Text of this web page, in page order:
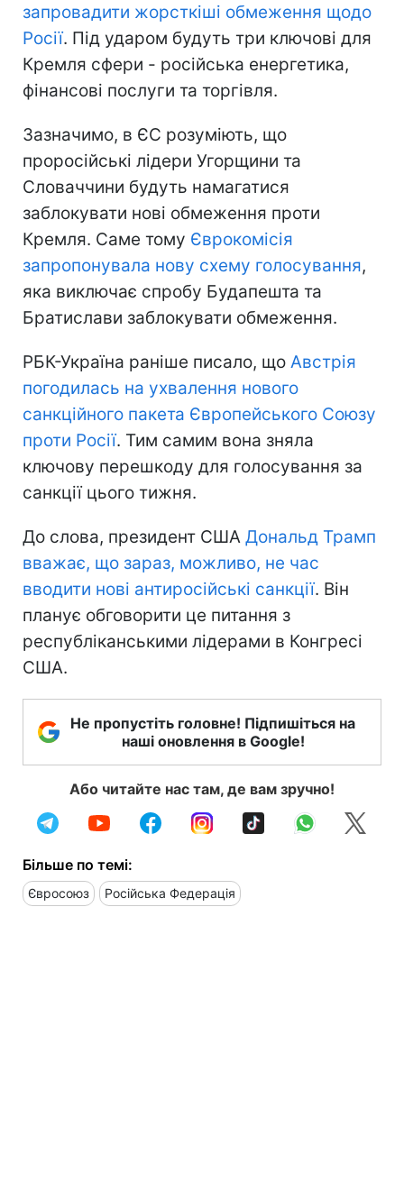
запровадити жорсткіші обмеження щодо
Росії. Під ударом будуть три ключові для
Кремля сфери - російська енергетика,
фінансові послуги та торгівля.
Зазначимо, в ЄС розуміють, що
проросійські лідери Угорщини та
Словаччини будуть намагатися
заблокувати нові обмеження проти
Кремля. Саме тому Єврокомісія
запропонувала нову схему голосування,
яка виключає спробу Будапешта та
Братислави заблокувати обмеження.
РБК-Україна раніше писало, що Австрія
погодилась на ухвалення нового
санкційного пакета Європейського Союзу
проти Росії. Тим самим вона зняла
ключову перешкоду для голосування за
санкції цього тижня.
До слова, президент США Дональд Трамп
вважає, що зараз, можливо, не час
вводити нові антиросійські санкції. Він
планує обговорити це питання з
республіканськими лідерами в Конгресі
США.
Не пропустіть головне! Підпишіться на
наші оновлення в Google!
Або читайте нас там, де вам зручно!
Більше по темі:
Євросоюз Російська Федерація